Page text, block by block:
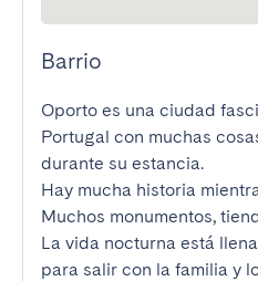
Barrio
Oporto es una ciudad
Portugal con muchas
durante su estancia.
Hay mucha historia
Muchos monumentos,
La vida nocturna está
para salir con la familia y